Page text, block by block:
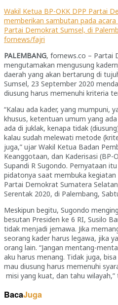
Wakil Ketua BP-OKK DPP Partai
memberikan sambutan pada
Partai Demokrat Sumsel, di
fornews/fajri
PALEMBANG, fornews.co – Partai
mengutamakan mengusung
daerah yang akan bertarung di
Sumsel, 23 September 2020
diusung harus memenuhi kriteria
“Kalau ada kader, yang mumpuni,
khusus, ketentuan umum yang
ada di juklak, kenapa tidak
kalau sudah melewati metode
juga,” ujar Wakil Ketua Badan
Keanggotaan, dan Kaderisasi
Supandi R Sugondo. Pernyataan
pidatonya saat membuka
Partai Demokrat Sumatera
Serentak 2020, di Palembang,
Meskipun begitu, Sugondo
besutan Presiden ke 6 RI, Susilo
tidak menjadi jemawa. Jika
seorang kader harus legawa, jika
orang lain. “Jangan mentang-
aku harus menang. Tidak juga,
mau diusung harus memenuhi
misi yang kuat, dan tahu wilayah,”
BacaJuga